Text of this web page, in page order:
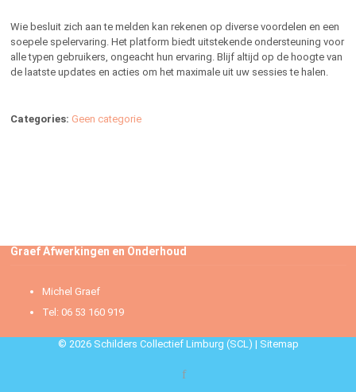
Wie besluit zich aan te melden kan rekenen op diverse voordelen en een
soepele spelervaring. Het platform biedt uitstekende ondersteuning voor
alle typen gebruikers, ongeacht hun ervaring. Blijf altijd op de hoogte van
de laatste updates en acties om het maximale uit uw sessies te halen.
Categories: Geen categorie
Graef Afwerkingen en Onderhoud
Michel Graef
Tel: 06 53 160 919
© 2026 Schilders Collectief Limburg (SCL) | Sitemap